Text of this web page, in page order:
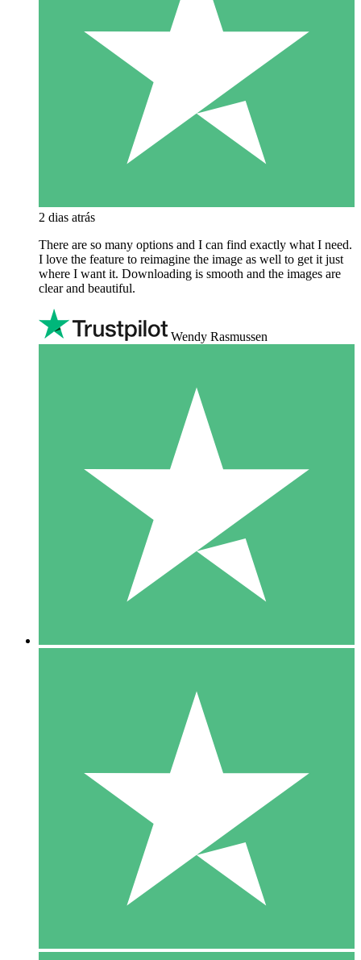
2 dias atrás
There are so many options and I can find exactly what I need.
I love the feature to reimagine the image as well to get it just
where I want it. Downloading is smooth and the images are
clear and beautiful.
Wendy Rasmussen